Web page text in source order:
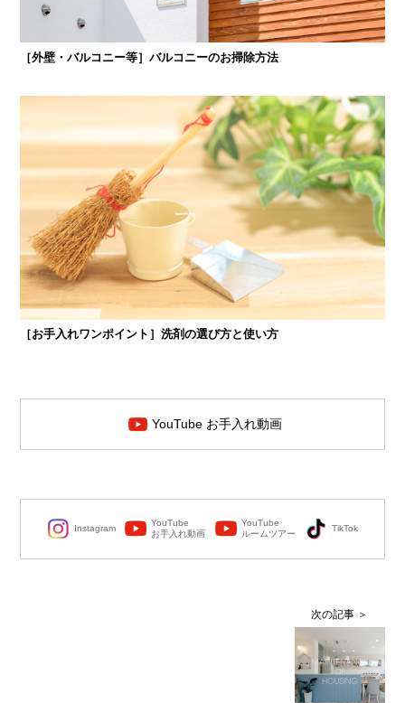
［外壁・バルコニー等］バルコニーのお掃除方法
［お手入れワンポイント］洗剤の選び方と使い方
YouTube お手入れ動画
Instagram
YouTube
お手入れ動画
YouTube
ルームツアー
TikTok